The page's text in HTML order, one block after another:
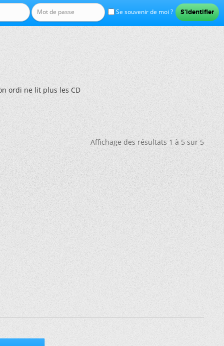
Se souvenir de moi ?
ordi ne lit plus les CD
Affichage des résultats 1 à 5 sur 5